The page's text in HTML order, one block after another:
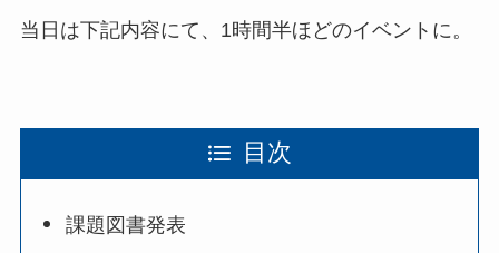
当日は下記内容にて、1時間半ほどのイベントに。
目次
課題図書発表